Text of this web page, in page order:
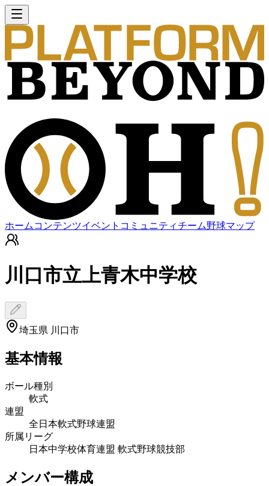
ホーム コンテンツイベント コミュニティチーム野球マップ
川口市立上青木中学校
埼玉県 川口市
基本情報
ボール種別
軟式
連盟
全日本軟式野球連盟
所属リーグ
日本中学校体育連盟 軟式野球競技部
メンバー構成